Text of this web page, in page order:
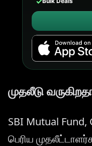
முதலீடு
SBI Mutual
பெரிய